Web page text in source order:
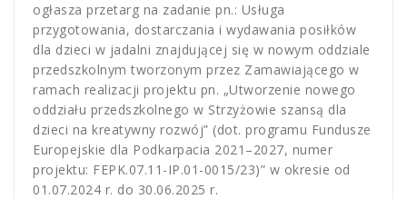
ogłasza przetarg na zadanie pn.: Usługa
przygotowania, dostarczania i wydawania posiłków
dla dzieci w jadalni znajdującej się w nowym oddziale
przedszkolnym tworzonym przez Zamawiającego w
ramach realizacji projektu pn. „Utworzenie nowego
oddziału przedszkolnego w Strzyżowie szansą dla
dzieci na kreatywny rozwój” (dot. programu Fundusze
Europejskie dla Podkarpacia 2021–2027, numer
projektu: FEPK.07.11-IP.01-0015/23)” w okresie od
01.07.2024 r. do 30.06.2025 r.